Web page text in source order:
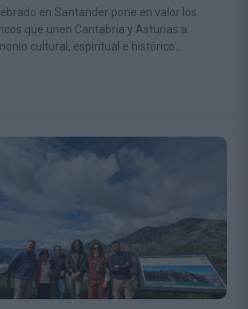
en Santander pone en valor los
que unen Cantabria y Asturias a
cultural, espiritual e histórico